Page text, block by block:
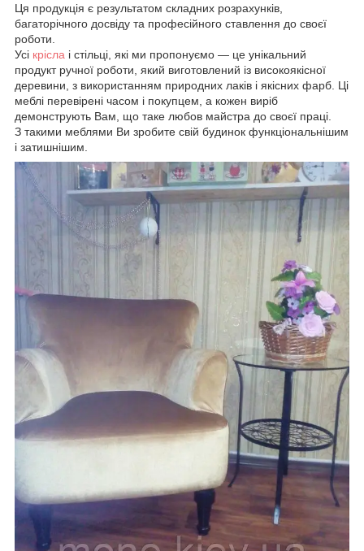
Ця продукція є результатом складних розрахунків,
багаторічного досвіду та професійного ставлення до своєї
роботи.
Усі крісла і стільці, які ми пропонуємо — це унікальний
продукт ручної роботи, який виготовлений із високоякісної
деревини, з використанням природних лаків і якісних фарб. Ці
меблі перевірені часом і покупцем, а кожен виріб
демонструють Вам, що таке любов майстра до своєї праці.
З такими меблями Ви зробите свій будинок функціональнішим
і затишнішим.